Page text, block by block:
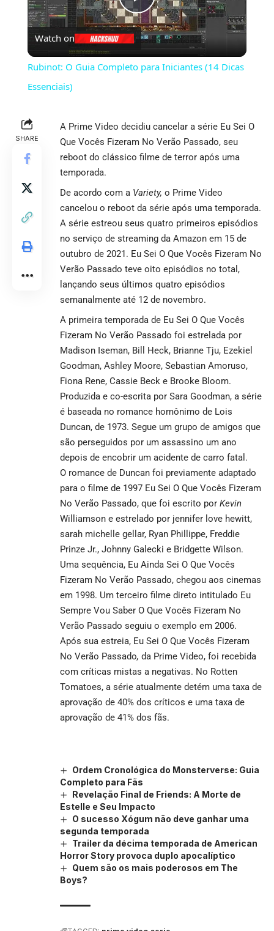
Play
Video
Watch on
Rubinot: O Guia Completo para Iniciantes (14 Dicas
Essenciais)
SHARE
A Prime Video decidiu cancelar a série Eu Sei O
Que Vocês Fizeram No Verão Passado, seu
reboot do clássico filme de terror após uma
temporada.
De acordo com a Variety, o Prime Video
cancelou o reboot da série após uma temporada.
A série estreou seus quatro primeiros episódios
no serviço de streaming da Amazon em 15 de
outubro de 2021. Eu Sei O Que Vocês Fizeram No
Verão Passado teve oito episódios no total,
lançando seus últimos quatro episódios
semanalmente até 12 de novembro.
A primeira temporada de Eu Sei O Que Vocês
Fizeram No Verão Passado foi estrelada por
Madison Iseman, Bill Heck, Brianne Tju, Ezekiel
Goodman, Ashley Moore, Sebastian Amoruso,
Fiona Rene, Cassie Beck e Brooke Bloom.
Produzida e co-escrita por Sara Goodman, a série
é baseada no romance homônimo de Lois
Duncan, de 1973. Segue um grupo de amigos que
são perseguidos por um assassino um ano
depois de encobrir um acidente de carro fatal.
O romance de Duncan foi previamente adaptado
para o filme de 1997 Eu Sei O Que Vocês Fizeram
No Verão Passado, que foi escrito por Kevin
Williamson e estrelado por jennifer love hewitt,
sarah michelle gellar, Ryan Phillippe, Freddie
Prinze Jr., Johnny Galecki e Bridgette Wilson.
Uma sequência, Eu Ainda Sei O Que Vocês
Fizeram No Verão Passado, chegou aos cinemas
em 1998. Um terceiro filme direto intitulado Eu
Sempre Vou Saber O Que Vocês Fizeram No
Verão Passado seguiu o exemplo em 2006.
Após sua estreia, Eu Sei O Que Vocês Fizeram
No Verão Passado, da Prime Video, foi recebida
com críticas mistas a negativas. No Rotten
Tomatoes, a série atualmente detém uma taxa de
aprovação de 40% dos críticos e uma taxa de
aprovação de 41% dos fãs.
Ordem Cronológica do Monsterverse: Guia
Completo para Fãs
Revelação Final de Friends: A Morte de
Estelle e Seu Impacto
O sucesso Xógum não deve ganhar uma
segunda temporada
Trailer da décima temporada de American
Horror Story provoca duplo apocalíptico
Quem são os mais poderosos em The
Boys?